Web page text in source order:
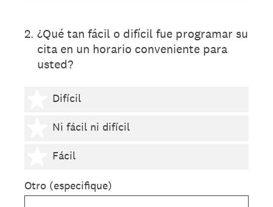
2. ¿Qué tan fácil o difícil fue programar su
cita en un horario conveniente para
usted?
Difícil
1 estrella
Ni fácil ni difícil
2 estrellas
Fácil
3 estrellas
Otro (especifique)